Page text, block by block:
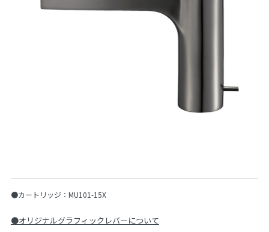
●カートリッジ：MU101-15X
●オリジナルグラフィックレバーについて